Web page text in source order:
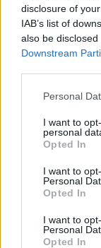
disclosure of
IAB’s list of
also be
Downstream
Personal
I want to
personal
Opted In
I want to
Personal
Opted In
I want to
Personal
Opted In
Σχετικά Άρθρα